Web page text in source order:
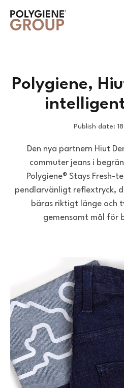
Polygiene,
Publish date:
Den nya partnern Hiut
commuter jeans i
Polygiene® Stays Fresh-
pendlarvänligt reflextryck,
bäras riktigt länge och
gemensamt mål för